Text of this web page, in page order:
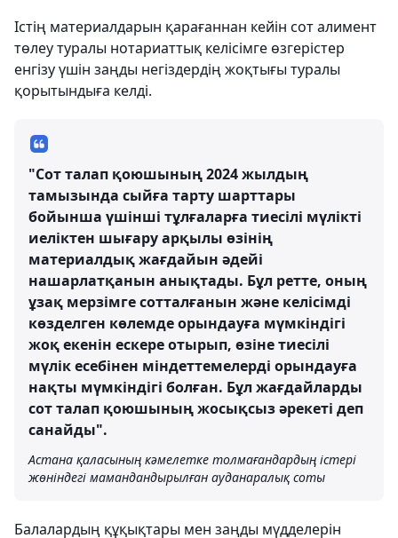
Істің материалдарын қарағаннан кейін сот алимент
төлеу туралы нотариаттық келісімге өзгерістер
енгізу үшін заңды негіздердің жоқтығы туралы
қорытындыға келді.
"Сот талап қоюшының 2024 жылдың
тамызында сыйға тарту шарттары
бойынша үшінші тұлғаларға тиесілі мүлікті
иеліктен шығару арқылы өзінің
материалдық жағдайын әдейі
нашарлатқанын анықтады. Бұл ретте, оның
ұзақ мерзімге сотталғанын және келісімді
көзделген көлемде орындауға мүмкіндігі
жоқ екенін ескере отырып, өзіне тиесілі
мүлік есебінен міндеттемелерді орындауға
нақты мүмкіндігі болған. Бұл жағдайларды
сот талап қоюшының жосықсыз әрекеті деп
санайды".
Астана қаласының кәмелетке толмағандардың істері
жөніндегі мамандандырылған ауданаралық соты
Балалардың құқықтары мен заңды мүдделерін